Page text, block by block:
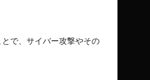
で、サイバー攻撃やその